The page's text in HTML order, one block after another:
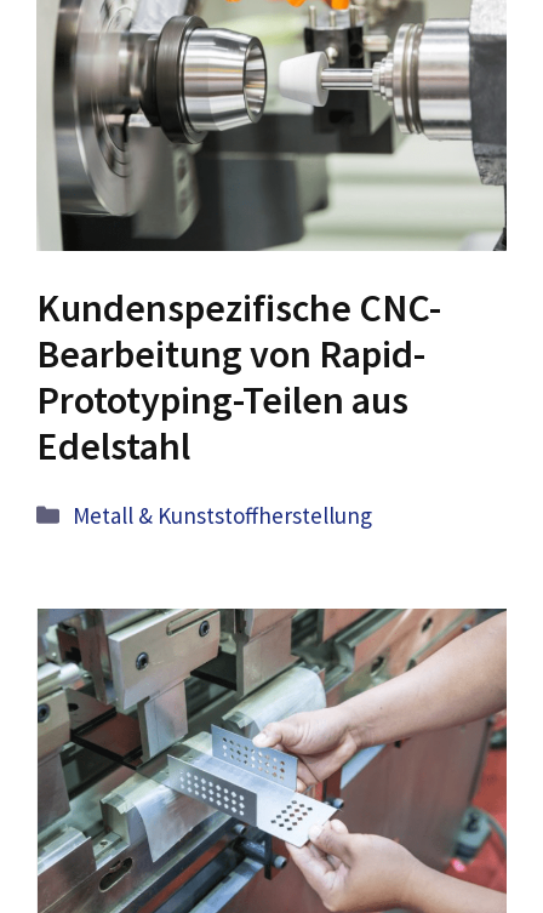
Kundenspezifische CNC-
Bearbeitung von Rapid-
Prototyping-Teilen aus
Edelstahl
Kategorien
Metall & Kunststoffherstellung